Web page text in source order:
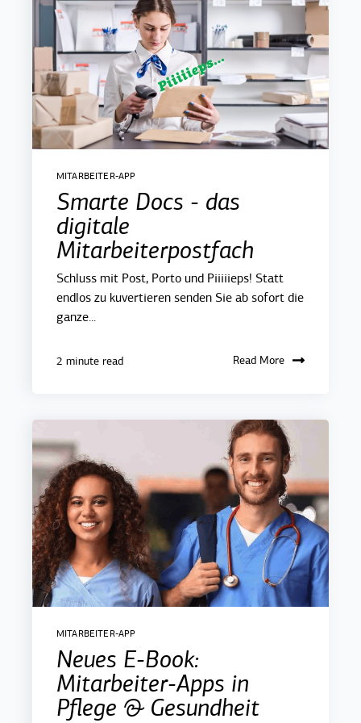
MITARBEITER-APP
Smarte Docs - das
digitale
Mitarbeiterpostfach
Schluss mit Post, Porto und Piiiiieps! Statt
endlos zu kuvertieren senden Sie ab sofort die
ganze...
2 minute read Read More
MITARBEITER-APP
Neues E-Book:
Mitarbeiter-Apps in
Pflege & Gesundheit